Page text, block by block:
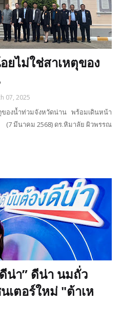
ยไม่ใช่สาเหตุของ
07, 2025
องน้ำท่วมจังหวัดน่าน พร้อมเดินหน้า
มีนาคม 2568) ดร.หิมาลัย ผิวพรรณ
น่า” ดีน่า นมถั่ว
เตอร์ใหม่ "ต้าเห